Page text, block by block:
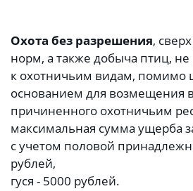
Охота без разрешения,
норм, а также добыча птиц,
к охотничьим видам, помимо
основанием для возмещения
причиненного охотничьим
максимальная сумма ущерба
с учетом половой
рублей,
гуся - 5000 рублей.